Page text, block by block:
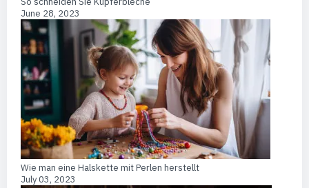
June 28, 2023
Wie man eine Halskette mit Perlen herstellt
July 03, 2023